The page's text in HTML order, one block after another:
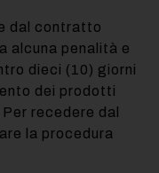
dal contratto
alcuna penalità e
dieci (10) giorni
dei prodotti
recedere dal
la procedura